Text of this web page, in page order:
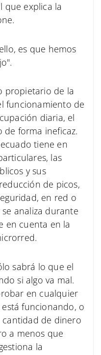
que explica la
es que hemos
propietario de la
funcionamiento de
diaria, el
de forma ineficaz.
tiene en
las
y sus
de picos,
en red o
analiza durante
en cuenta en la
sabrá lo que el
si algo va mal.
en cualquier
funcionando, o
de dinero
a menos que
la